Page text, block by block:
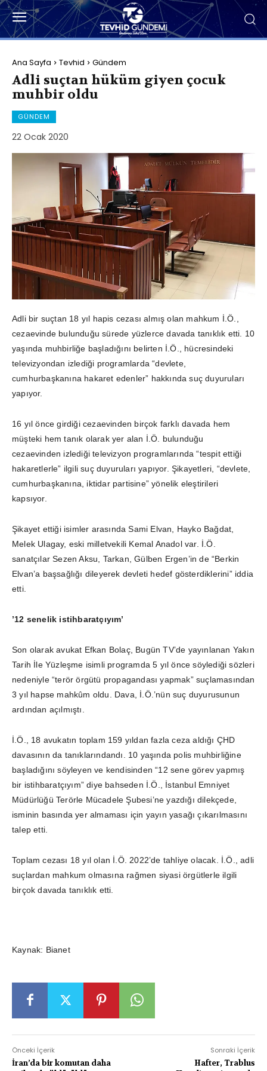
Ana Sayfa Tevhid Gündem
Adli suçtan hüküm giyen çocuk
muhbir oldu
GÜNDEM
22 Ocak 2020
Adli bir suçtan 18 yıl hapis cezası almış olan mahkum İ.Ö.,
cezaevinde bulunduğu sürede yüzlerce davada tanıklık etti. 10
yaşında muhbirliğe başladığını belirten İ.Ö., hücresindeki
televizyondan izlediği programlarda “devlete,
cumhurbaşkanına hakaret edenler” hakkında suç duyuruları
yapıyor.
16 yıl önce girdiği cezaevinden birçok farklı davada hem
müşteki hem tanık olarak yer alan İ.Ö. bulunduğu
cezaevinden izlediği televizyon programlarında “tespit ettiği
hakaretlerle” ilgili suç duyuruları yapıyor. Şikayetleri, “devlete,
cumhurbaşkanına, iktidar partisine” yönelik eleştirileri
kapsıyor.
Şikayet ettiği isimler arasında Sami Elvan, Hayko Bağdat,
Melek Ulagay, eski milletvekili Kemal Anadol var. İ.Ö.
sanatçılar Sezen Aksu, Tarkan, Gülben Ergen’in de “Berkin
Elvan’a başsağlığı dileyerek devleti hedef gösterdiklerini” iddia
etti.
’12 senelik istihbaratçıyım’
Son olarak avukat Efkan Bolaç, Bugün TV’de yayınlanan Yakın
Tarih İle Yüzleşme isimli programda 5 yıl önce söylediği sözleri
nedeniyle “terör örgütü propagandası yapmak” suçlamasından
3 yıl hapse mahkûm oldu. Dava, İ.Ö.’nün suç duyurusunun
ardından açılmıştı.
İ.Ö., 18 avukatın toplam 159 yıldan fazla ceza aldığı ÇHD
davasının da tanıklarındandı. 10 yaşında polis muhbirliğine
başladığını söyleyen ve kendisinden “12 sene görev yapmış
bir istihbaratçıyım” diye bahseden İ.Ö., İstanbul Emniyet
Müdürlüğü Terörle Mücadele Şubesi’ne yazdığı dilekçede,
isminin basında yer almaması için yayın yasağı çıkarılmasını
talep etti.
Toplam cezası 18 yıl olan İ.Ö. 2022’de tahliye olacak. İ.Ö., adli
suçlardan mahkum olmasına rağmen siyasi örgütlerle ilgili
birçok davada tanıklık etti.
Kaynak: Bianet
Önceki İçerik
İran’da bir komutan daha
Sonraki İçerik
Hafter, Trablus